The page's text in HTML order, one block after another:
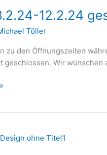
12.2.24
Töller
zu den Öffnungszeiten
geschlossen. Wir wünschen